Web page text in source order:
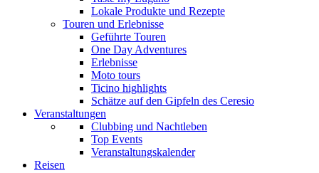
Lokale Produkte und Rezepte
Touren und Erlebnisse
Geführte Touren
One Day Adventures
Erlebnisse
Moto tours
Ticino highlights
Schätze auf den Gipfeln des Ceresio
Veranstaltungen
Clubbing und Nachtleben
Top Events
Veranstaltungskalender
Reisen